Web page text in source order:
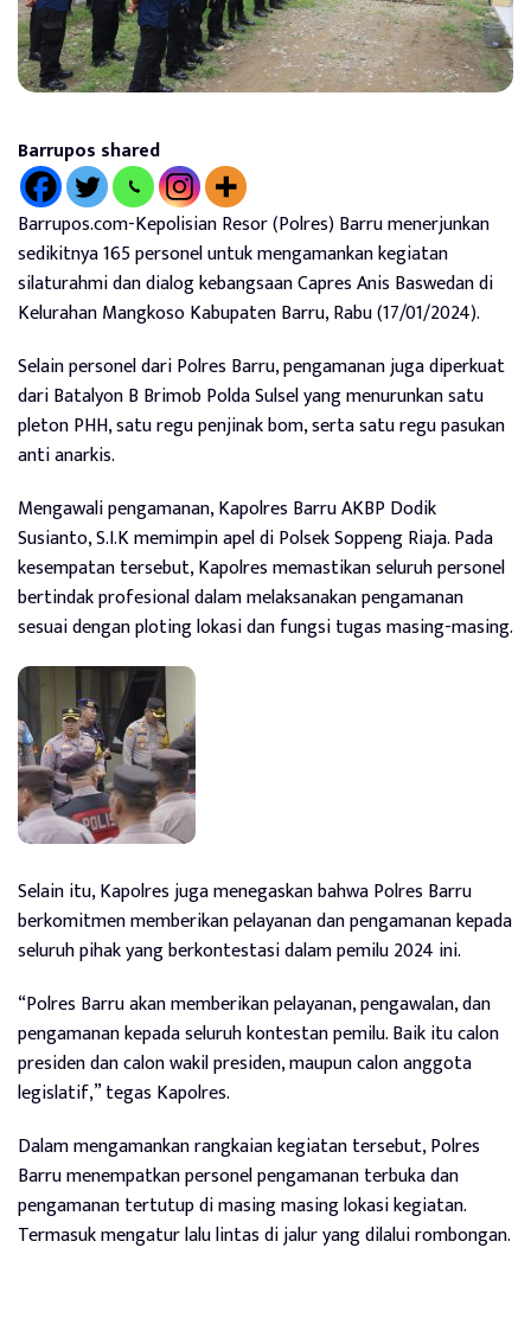
Barrupos shared
Barrupos.com-Kepolisian Resor (Polres) Barru menerjunkan
sedikitnya 165 personel untuk mengamankan kegiatan
silaturahmi dan dialog kebangsaan Capres Anis Baswedan di
Kelurahan Mangkoso Kabupaten Barru, Rabu (17/01/2024).
Selain personel dari Polres Barru, pengamanan juga diperkuat
dari Batalyon B Brimob Polda Sulsel yang menurunkan satu
pleton PHH, satu regu penjinak bom, serta satu regu pasukan
anti anarkis.
Mengawali pengamanan, Kapolres Barru AKBP Dodik
Susianto, S.I.K memimpin apel di Polsek Soppeng Riaja. Pada
kesempatan tersebut, Kapolres memastikan seluruh personel
bertindak profesional dalam melaksanakan pengamanan
sesuai dengan ploting lokasi dan fungsi tugas masing-masing.
Selain itu, Kapolres juga menegaskan bahwa Polres Barru
berkomitmen memberikan pelayanan dan pengamanan kepada
seluruh pihak yang berkontestasi dalam pemilu 2024 ini.
“Polres Barru akan memberikan pelayanan, pengawalan, dan
pengamanan kepada seluruh kontestan pemilu. Baik itu calon
presiden dan calon wakil presiden, maupun calon anggota
legislatif,” tegas Kapolres.
Dalam mengamankan rangkaian kegiatan tersebut, Polres
Barru menempatkan personel pengamanan terbuka dan
pengamanan tertutup di masing masing lokasi kegiatan.
Termasuk mengatur lalu lintas di jalur yang dilalui rombongan.